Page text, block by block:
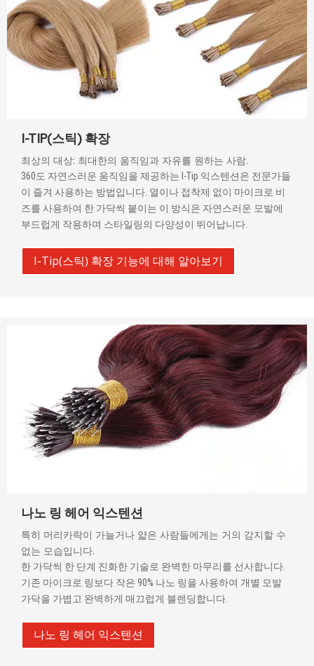
I-TIP(스틱) 확장
최상의 대상: 최대한의 움직임과 자유를 원하는 사람.
360도 자연스러운 움직임을 제공하는 I-Tip 익스텐션은 전문가들
이 즐겨 사용하는 방법입니다. 열이나 접착제 없이 마이크로 비
즈를 사용하여 한 가닥씩 붙이는 이 방식은 자연스러운 모발에
부드럽게 작용하며 스타일링의 다양성이 뛰어납니다.
I-Tip(스틱) 확장 기능에 대해 알아보기
나노 링 헤어 익스텐션
특히 머리카락이 가늘거나 얇은 사람들에게는 거의 감지할 수
없는 모습입니다.
한 가닥씩 한 단계 진화한 기술로 완벽한 마무리를 선사합니다.
기존 마이크로 링보다 작은 90% 나노 링을 사용하여 개별 모발
가닥을 가볍고 완벽하게 매끄럽게 블렌딩합니다.
나노 링 헤어 익스텐션